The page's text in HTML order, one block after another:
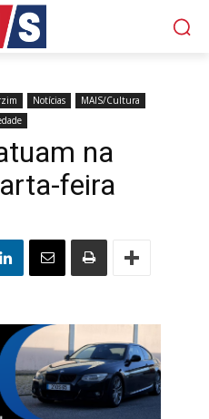
Notícias
MAIS/Cultura
na
feira